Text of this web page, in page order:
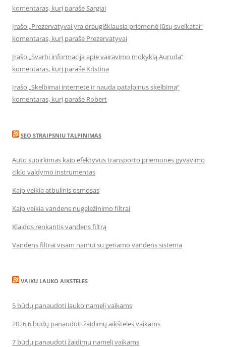
komentaras, kurį parašė Sargiai
Įrašo „Prezervatyvai yra draugiškiausia priemonė Jūsų sveikatai“
komentaras, kurį parašė Prezervatyvai
Įrašo „Svarbi informacija apie vairavimo mokyklą Auruda“
komentaras, kurį parašė Kristina
Įrašo „Skelbimai internete ir nauda patalpinus skelbimą“
komentaras, kurį parašė Robert
SEO STRAIPSNIU TALPINIMAS
Auto supirkimas kaip efektyvus transporto priemonės gyvavimo
ciklo valdymo instrumentas
Kaip veikia atbulinis osmosas
Kaip veikia vandens nugeležinimo filtrai
Klaidos renkantis vandens filtrą
Vandens filtrai visam namui su geriamo vandens sistema
VAIKU LAUKO AIKSTELES
5 būdų panaudoti lauko namelį vaikams
2026 6 būdų panaudoti žaidimų aikšteles vaikams
7 būdų panaudoti žaidimų namelį vaikams